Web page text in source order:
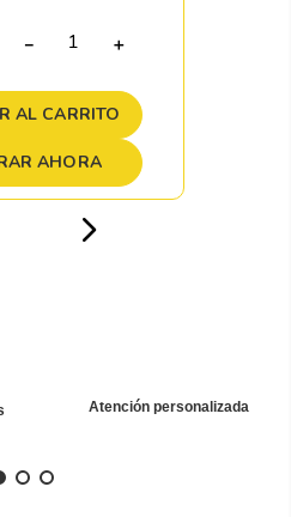
＋
－
AL CARRITO
AHORA
Atención personalizada